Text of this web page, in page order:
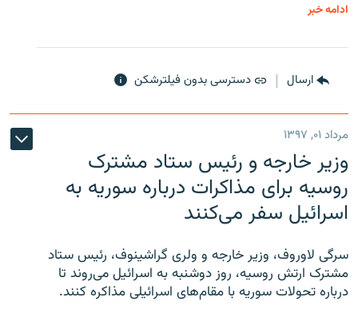
ادامه خبر
ارسال دسترسی بدون فیلترشکن
مرداد ۰۱, ۱۳۹۷
وزیر خارجه و رئیس‌ ستاد مشترک
روسیه برای مذاکرات درباره سوریه به
اسرائیل سفر می‌کنند
سرگی لاوروف، وزیر خارجه و ولری گراشینوف، رئیس ستاد
مشترک ارتش روسیه، روز دوشنبه به اسرائیل می‌روند تا
درباره تحولات سوریه با مقام‌های اسرائیلی مذاکره کنند.